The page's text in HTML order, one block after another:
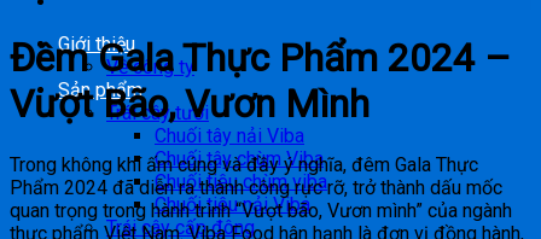
Giới thiệu
Về công ty
Sản phẩm
Trái cây tươi
Chuối tây nải Viba
Chuối tây chùm Viba
Chuối tiêu chùm viba
Chuối tiêu nải Viba
Trái cây cấp đông
Đêm Gala Thực Phẩm 2024 –
Vượt Bão, Vươn Mình
Trong không khí ấm cúng và đầy ý nghĩa, đêm Gala Thực
Phẩm 2024 đã diễn ra thành công rực rỡ, trở thành dấu mốc
quan trọng trong hành trình “Vượt bão, Vươn mình” của ngành
thực phẩm Việt Nam. Viba Food hân hạnh là đơn vị đồng hành,